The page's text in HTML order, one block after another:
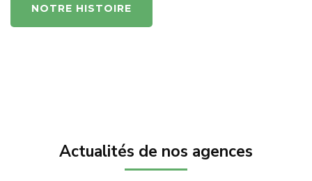
NOTRE HISTOIRE
Actualités de nos agences